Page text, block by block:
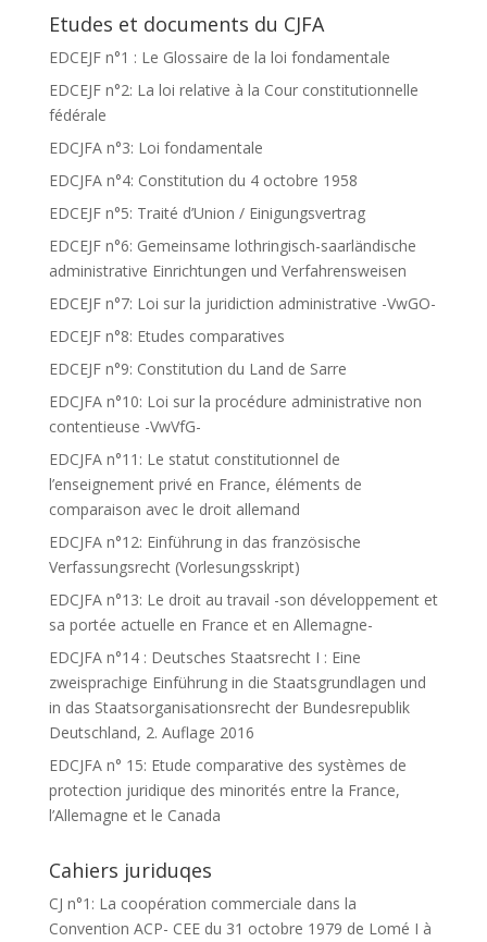
Etudes et documents du CJFA
EDCEJF n°1 : Le Glossaire de la loi fondamentale
EDCEJF n°2: La loi relative à la Cour constitutionnelle
fédérale
EDCJFA n°3: Loi fondamentale
EDCJFA n°4: Constitution du 4 octobre 1958
EDCEJF n°5: Traité d’Union / Einigungsvertrag
EDCEJF n°6: Gemeinsame lothringisch-saarländische
administrative Einrichtungen und Verfahrensweisen
EDCEJF n°7: Loi sur la juridiction administrative -VwGO-
EDCEJF n°8: Etudes comparatives
EDCEJF n°9: Constitution du Land de Sarre
EDCJFA n°10: Loi sur la procédure administrative non
contentieuse -VwVfG-
EDCJFA n°11: Le statut constitutionnel de
l’enseignement privé en France, éléments de
comparaison avec le droit allemand
EDCJFA n°12: Einführung in das französische
Verfassungsrecht (Vorlesungsskript)
EDCJFA n°13: Le droit au travail -son développement et
sa portée actuelle en France et en Allemagne-
EDCJFA n°14 : Deutsches Staatsrecht I : Eine
zweisprachige Einführung in die Staatsgrundlagen und
in das Staatsorganisationsrecht der Bundesrepublik
Deutschland, 2. Auflage 2016
EDCJFA n° 15: Etude comparative des systèmes de
protection juridique des minorités entre la France,
l’Allemagne et le Canada
Cahiers juriduqes
CJ n°1: La coopération commerciale dans la
Convention ACP- CEE du 31 octobre 1979 de Lomé I à